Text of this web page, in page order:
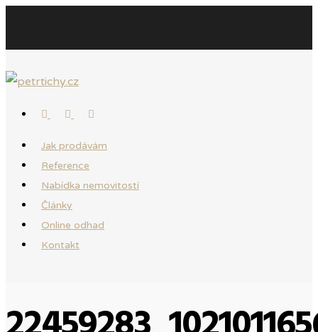
Jak prodávám
Reference
Nabídka nemovitostí
Články
Online odhad
Kontakt